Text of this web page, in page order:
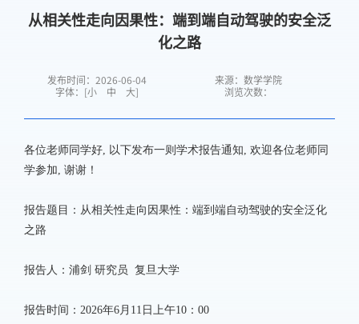
从相关性走向因果性：端到端自动驾驶的安全泛
化之路
发布时间：2026-06-04
来源：数学学院
字体：[小 中 大] 浏览次数：
各位老师同学好, 以下发布一则学术报告通知, 欢迎各位老师同
学参加, 谢谢！
报告题目：从相关性走向因果性：端到端自动驾驶的安全泛化
之路
报告人：浦剑 研究员 复旦大学
报告时间：2026年6月11日上午10：00